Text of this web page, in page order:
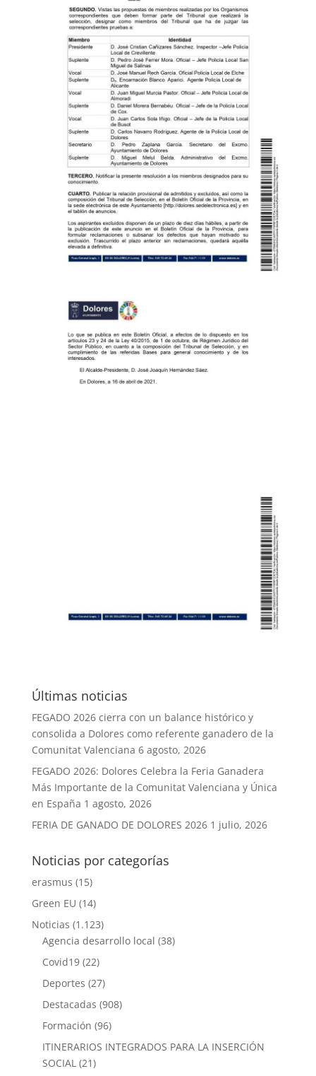
Últimas noticias
FEGADO 2026 cierra con un balance histórico y
consolida a Dolores como referente ganadero de la
Comunitat Valenciana 6 agosto, 2026
FEGADO 2026: Dolores Celebra la Feria Ganadera
Más Importante de la Comunitat Valenciana y Única
en España 1 agosto, 2026
FERIA DE GANADO DE DOLORES 2026 1 julio, 2026
Noticias por categorías
erasmus (15)
Green EU (14)
Noticias (1.123)
Agencia desarrollo local (38)
Covid19(22)
Deportes (27)
Destacadas (908)
Formación (96)
ITINERARIOS INTEGRADOS PARA LA INSERCIÓN
SOCIAL (21)